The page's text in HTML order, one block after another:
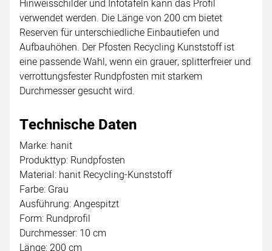
Hinweisschilder und Infotafeln kann das Profil
verwendet werden. Die Länge von 200 cm bietet
Reserven für unterschiedliche Einbautiefen und
Aufbauhöhen. Der Pfosten Recycling Kunststoff ist
eine passende Wahl, wenn ein grauer, splitterfreier und
verrottungsfester Rundpfosten mit starkem
Durchmesser gesucht wird.
Technische Daten
Marke: hanit
Produkttyp: Rundpfosten
Material: hanit Recycling-Kunststoff
Farbe: Grau
Ausführung: Angespitzt
Form: Rundprofil
Durchmesser: 10 cm
Länge: 200 cm